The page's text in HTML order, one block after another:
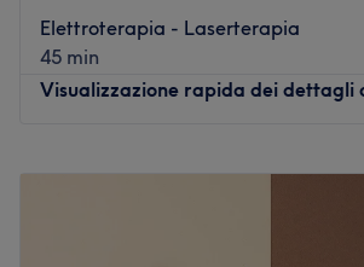
Elettroterapia - Laserterapia
45 min
Visualizzazione rapida dei dettagli